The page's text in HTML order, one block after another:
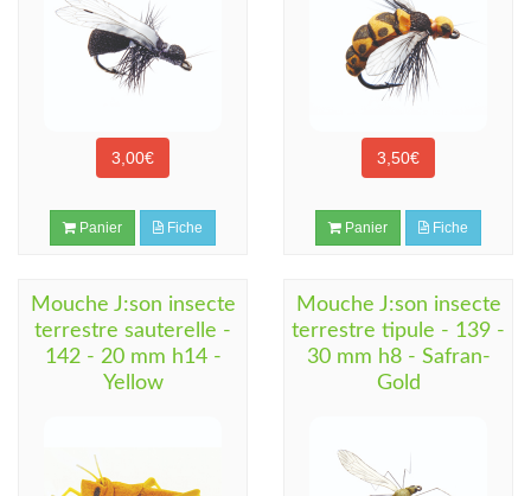
3,00€
Panier Fiche
3,50€
Panier Fiche
Mouche J:son insecte
terrestre sauterelle -
142 - 20 mm h14 -
Yellow
Mouche J:son insecte
terrestre tipule - 139 -
30 mm h8 - Safran-
Gold